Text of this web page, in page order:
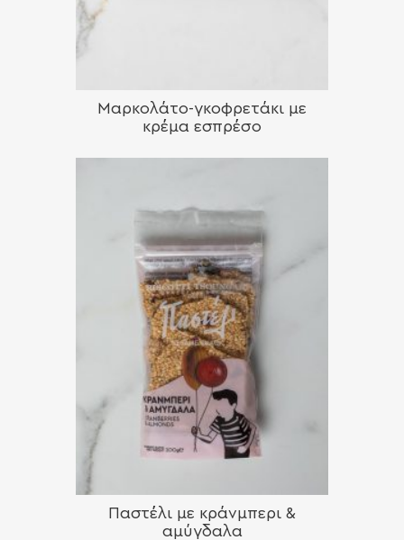
Μαρκολάτο-γκοφρετάκι με
κρέμα εσπρέσο
Παστέλι με κράνμπερι &
αμύγδαλα